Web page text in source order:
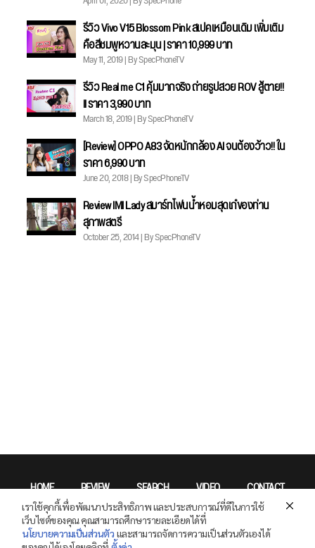
รีวิว Vivo V15 Blossom Pink สเปคเหมือนเดิม เพิ่มเติม
คือสีชมพูหวานละมุน | ราคา 10,999 บาท
May 11, 2019 | By SpecPhoneTV
รีวิว Real me C1 คุ้มมากจริง ถ่ายรูปสวย ROV สู้ตาย!!
ll ราคา 3,990 บาท
March 18, 2019 | By SpecPhoneTV
[Review] OPPO A83 จัดหนักกล้อง AI จนต้องว้าว!! ใน
ราคา 6,990 บาท
June 20, 2018 | By SpecPhoneTV
Review IMI Lady สมาร์ทโฟนน้ำหอมสุดเก๋ของท่าน
สุภาพสตรี
October 25, 2014 | By SpecPhoneTV
HOME REVIEW SEARCH VIDEO CONTACT
เราใช้คุกกี้เพื่อพัฒนาประสิทธิภาพ และประสบการณ์ที่ดีในการใช้
เว็บไซต์ของคุณ คุณสามารถศึกษารายละเอียดได้ที่
นโยบายความเป็นส่วนตัว และสามารถจัดการความเป็นส่วนตัวเองได้